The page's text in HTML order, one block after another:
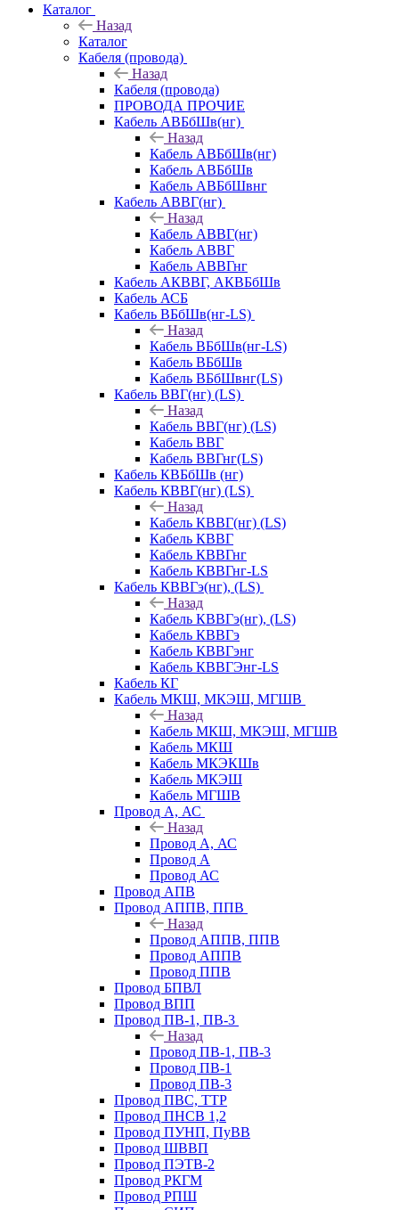
Каталог
Назад
Каталог
Кабеля (провода)
Назад
Кабеля (провода)
ПРОВОДА ПРОЧИЕ
Кабель АВБбШв(нг)
Назад
Кабель АВБбШв(нг)
Кабель АВБбШв
Кабель АВБбШвнг
Кабель АВВГ(нг)
Назад
Кабель АВВГ(нг)
Кабель АВВГ
Кабель АВВГнг
Кабель АКВВГ, АКВБбШв
Кабель АСБ
Кабель ВБбШв(нг-LS)
Назад
Кабель ВБбШв(нг-LS)
Кабель ВБбШв
Кабель ВБбШвнг(LS)
Кабель ВВГ(нг) (LS)
Назад
Кабель ВВГ(нг) (LS)
Кабель ВВГ
Кабель ВВГнг(LS)
Кабель КВБбШв (нг)
Кабель КВВГ(нг) (LS)
Назад
Кабель КВВГ(нг) (LS)
Кабель КВВГ
Кабель КВВГнг
Кабель КВВГнг-LS
Кабель КВВГэ(нг), (LS)
Назад
Кабель КВВГэ(нг), (LS)
Кабель КВВГэ
Кабель КВВГэнг
Кабель КВВГЭнг-LS
Кабель КГ
Кабель МКШ, МКЭШ, МГШВ
Назад
Кабель МКШ, МКЭШ, МГШВ
Кабель МКШ
Кабель МКЭКШв
Кабель МКЭШ
Кабель МГШВ
Провод А, АС
Назад
Провод А, АС
Провод А
Провод АС
Провод АПВ
Провод АППВ, ППВ
Назад
Провод АППВ, ППВ
Провод АППВ
Провод ППВ
Провод БПВЛ
Провод ВПП
Провод ПВ-1, ПВ-3
Назад
Провод ПВ-1, ПВ-3
Провод ПВ-1
Провод ПВ-3
Провод ПВС, ТТР
Провод ПНСВ 1,2
Провод ПУНП, ПуВВ
Провод ШВВП
Провод ПЭТВ-2
Провод РКГМ
Провод РПШ